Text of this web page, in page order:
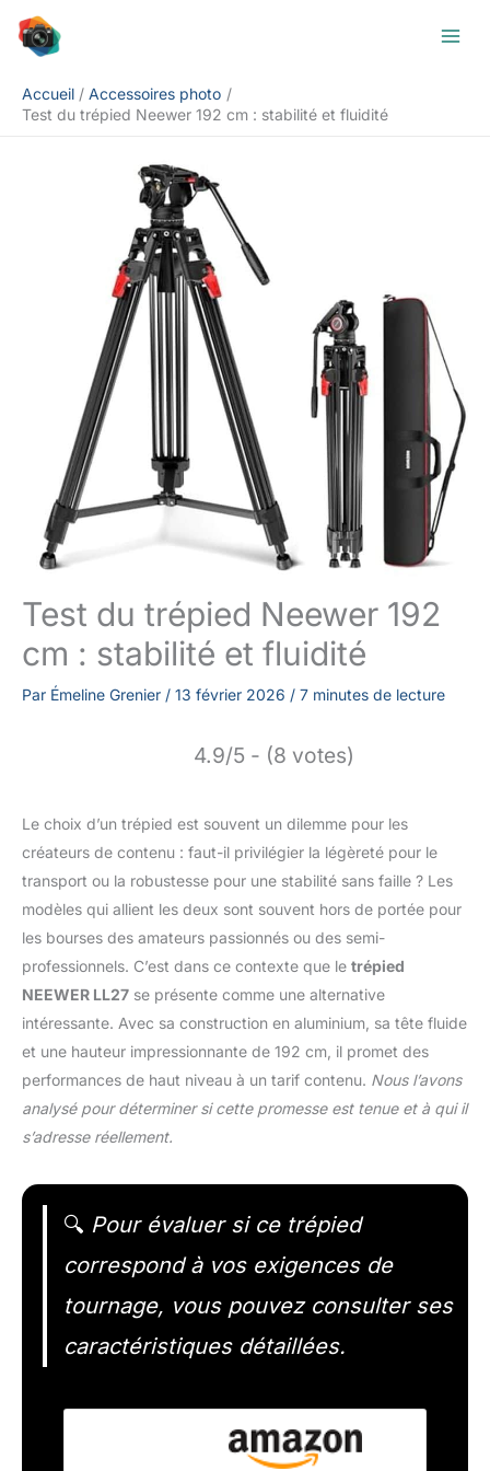
Accueil
Accessoires photo
Test du trépied Neewer 192 cm : stabilité et fluidité
Test du trépied Neewer 192
cm : stabilité et fluidité
Par Émeline Grenier / 13 février 2026 / 7 minutes de lecture
4.9/5 - (8 votes)
Le choix d’un trépied est souvent un dilemme pour les
créateurs de contenu : faut-il privilégier la légèreté pour le
transport ou la robustesse pour une stabilité sans faille ? Les
modèles qui allient les deux sont souvent hors de portée pour
les bourses des amateurs passionnés ou des semi-
professionnels. C’est dans ce contexte que le trépied
NEEWER LL27 se présente comme une alternative
intéressante. Avec sa construction en aluminium, sa tête fluide
et une hauteur impressionnante de 192 cm, il promet des
performances de haut niveau à un tarif contenu. Nous l’avons
analysé pour déterminer si cette promesse est tenue et à qui il
s’adresse réellement.
🔍 Pour évaluer si ce trépied
correspond à vos exigences de
tournage, vous pouvez consulter ses
caractéristiques détaillées.
Rechercher